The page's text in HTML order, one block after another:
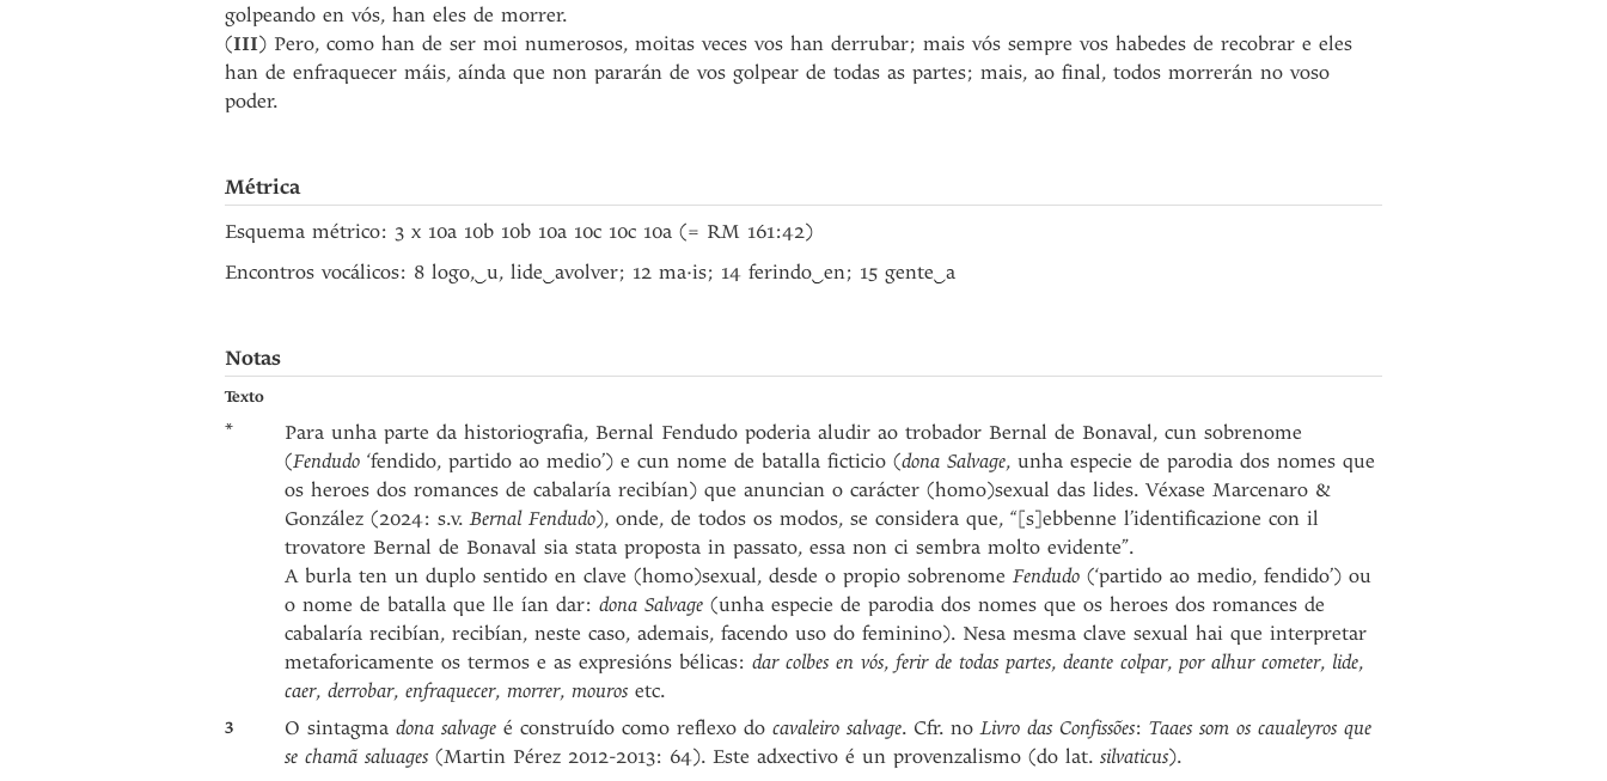
golpeando en vós, han eles de morrer.
(III) Pero, como han de ser moi numerosos, moitas veces vos han derrubar; mais vós sempre vos habedes de recobrar e eles
han de enfraquecer máis, aínda que non pararán de vos golpear de todas as partes; mais, ao final, todos morrerán no voso
poder.
Métrica
Esquema métrico: 3 x 10a 10b 10b 10a 10c 10c 10a (= RM 161:42)
Encontros vocálicos: 8 logo, u, lide avolver; 12 ma·is; 14 ferindo en; 15 gente a
Notas
Texto
*
Para unha parte da historiografia, Bernal Fendudo poderia aludir ao trobador Bernal de Bonaval, cun sobrenome
(Fendudo ‘fendido, partido ao medio’) e cun nome de batalla ficticio (dona Salvage, unha especie de parodia dos nomes que
os heroes dos romances de cabalaría recibían) que anuncian o carácter (homo)sexual das lides. Véxase Marcenaro &
González (2024: s.v.Bernal Fendudo), onde, de todos os modos, se considera que, “[s]ebbenne l’identificazione con il
trovatore Bernal de Bonaval sia stata proposta in passato, essa non ci sembra molto evidente”.
A burla ten un duplo sentido en clave (homo)sexual, desde o propio sobrenome Fendudo (‘partido ao medio, fendido’) ou
o nome de batalla que lle ían dar: dona Salvage (unha especie de parodia dos nomes que os heroes dos romances de
cabalaría recibían, recibían, neste caso, ademais, facendo uso do feminino). Nesa mesma clave sexual hai que interpretar
metaforicamente os termos e as expresións bélicas: dar colbes en vós, ferir de todas partes, deante colpar, por alhur cometer, lide,
caer, derrobar, enfraquecer, morrer, mouros etc.
3 O sintagma dona salvage é construído como reflexo do cavaleiro salvage. Cfr. noLivro das Confissões: Taaes som os caualeyros que
se chamã saluages (Martin Pérez 2012-2013: 64). Este adxectivo é un provenzalismo (do lat. silvaticus).